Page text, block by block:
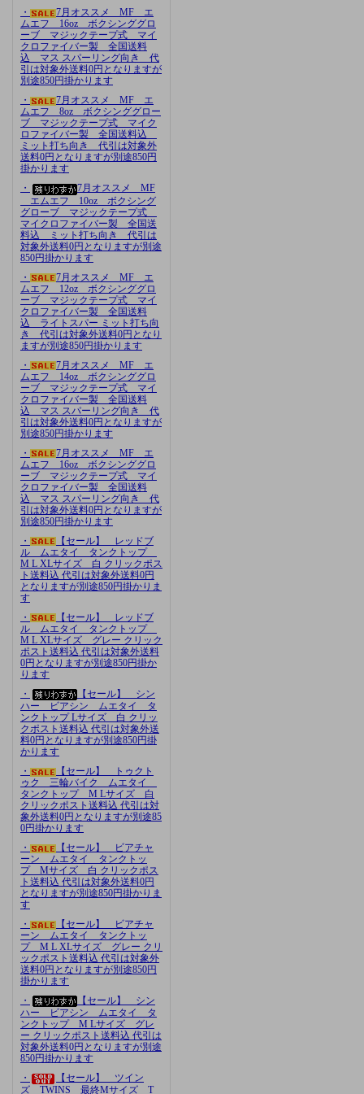
・
7月オススメ MF エ
ムエフ 16oz ボクシンググロ
ーブ マジックテープ式 マイ
クロファイバー製 全国送料
込 マス スパーリング向き 代
引は対象外送料0円となりますが
別途850円掛かります
・
7月オススメ MF エ
ムエフ 8oz ボクシンググロー
ブ マジックテープ式 マイク
ロファイバー製 全国送料込
ミット打ち向き 代引は対象外
送料0円となりますが別途850円
掛かります
・
7月オススメ MF
エムエフ 10oz ボクシング
グローブ マジックテープ式
マイクロファイバー製 全国送
料込 ミット打ち向き 代引は
対象外送料0円となりますが別途
850円掛かります
・
7月オススメ MF エ
ムエフ 12oz ボクシンググロ
ーブ マジックテープ式 マイ
クロファイバー製 全国送料
込 ライトスパー ミット打ち向
き 代引は対象外送料0円となり
ますが別途850円掛かります
・
7月オススメ MF エ
ムエフ 14oz ボクシンググロ
ーブ マジックテープ式 マイ
クロファイバー製 全国送料
込 マス スパーリング向き 代
引は対象外送料0円となりますが
別途850円掛かります
・
7月オススメ MF エ
ムエフ 16oz ボクシンググロ
ーブ マジックテープ式 マイ
クロファイバー製 全国送料
込 マス スパーリング向き 代
引は対象外送料0円となりますが
別途850円掛かります
・
【セール】 レッドブ
ル ムエタイ タンクトップ
M L XLサイズ 白 クリックポス
ト送料込 代引は対象外送料0円
となりますが別途850円掛かりま
す
・
【セール】 レッドブ
ル ムエタイ タンクトップ
M L XLサイズ グレー クリック
ポスト送料込 代引は対象外送料
0円となりますが別途850円掛か
ります
・
【セール】 シン
ハー ビアシン ムエタイ タ
ンクトップ Lサイズ 白 クリッ
クポスト送料込 代引は対象外送
料0円となりますが別途850円掛
かります
・
【セール】 トゥクト
ゥク 三輪バイク ムエタイ
タンクトップ M Lサイズ 白
クリックポスト送料込 代引は対
象外送料0円となりますが別途85
0円掛かります
・
【セール】 ビアチャ
ーン ムエタイ タンクトッ
プ Mサイズ 白 クリックポス
ト送料込 代引は対象外送料0円
となりますが別途850円掛かりま
す
・
【セール】 ビアチャ
ーン ムエタイ タンクトッ
プ M L XLサイズ グレー クリ
ックポスト送料込 代引は対象外
送料0円となりますが別途850円
掛かります
・
【セール】 シン
ハー ビアシン ムエタイ タ
ンクトップ M Lサイズ グレ
ー クリックポスト送料込 代引は
対象外送料0円となりますが別途
850円掛かります
・
【セール】 ツイン
ズ TWINS 最終Mサイズ T